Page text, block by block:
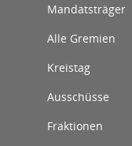
Mandatsträger
Alle Gremien
Kreistag
Ausschüsse
Fraktionen